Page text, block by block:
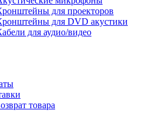
для проекторов
для DVD акустики
для аудио/видео
товара